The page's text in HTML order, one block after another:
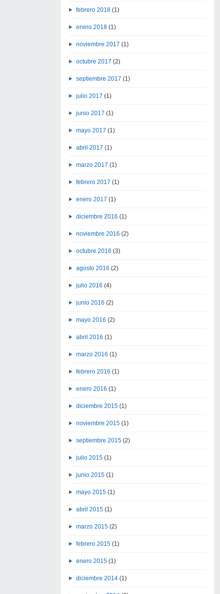
febrero 2018(1)
enero 2018(1)
noviembre 2017 (1)
octubre 2017 (2)
septiembre 2017 (1)
julio 2017 (1)
junio 2017 (1)
mayo 2017 (1)
abril 2017 (1)
marzo 2017 (1)
febrero 2017 (1)
enero 2017 (1)
diciembre 2016 (1)
noviembre 2016 (2)
octubre 2016 (3)
agosto 2016 (2)
julio 2016 (4)
junio 2016 (2)
mayo 2016 (2)
abril 2016 (1)
marzo 2016 (1)
febrero 2016 (1)
enero 2016 (1)
diciembre 2015(1)
noviembre 2015(1)
septiembre 2015(2)
julio 2015(1)
junio 2015(1)
mayo 2015(1)
abril 2015(1)
marzo 2015(2)
febrero 2015(1)
enero 2015(1)
diciembre 2014(1)